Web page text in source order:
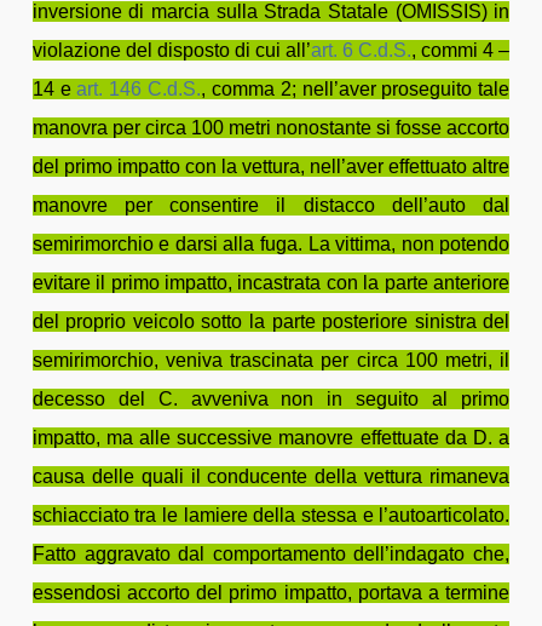
inversione di marcia sulla Strada Statale (OMISSIS) in
violazione del disposto di cui all’art. 6 C.d.S., commi 4 –
14 eart. 146 C.d.S., comma 2; nell’aver proseguito tale
manovra per circa 100 metri nonostante si fosse accorto
del primo impatto con la vettura, nell’aver effettuato altre
manovre per consentire il distacco dell’auto dal
semirimorchio e darsi alla fuga. La vittima, non potendo
evitare il primo impatto, incastrata con la parte anteriore
del proprio veicolo sotto la parte posteriore sinistra del
semirimorchio, veniva trascinata per circa 100 metri, il
decesso del C. avveniva non in seguito al primo
impatto, ma alle successive manovre effettuate da D. a
causa delle quali il conducente della vettura rimaneva
schiacciato tra le lamiere della stessa e l’autoarticolato.
Fatto aggravato dal comportamento dell’indagato che,
essendosi accorto del primo impatto, portava a termine